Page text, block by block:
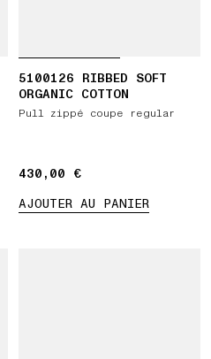
5100126 RIBBED SOFT
ORGANIC COTTON
Pull zippé coupe regular
430,00 €
430,00 €
AJOUTER AU PANIER